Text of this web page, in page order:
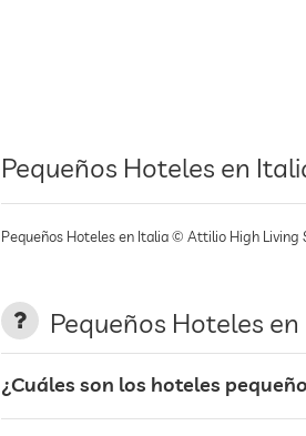
Pequeños Hoteles en
Pequeños Hoteles en Italia © Attilio High Living
Pequeños Hoteles
¿Cuáles son los hoteles